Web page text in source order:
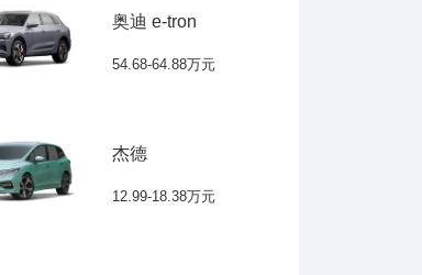
奥迪 e-tron
54.68-64.88万元
杰德
12.99-18.38万元